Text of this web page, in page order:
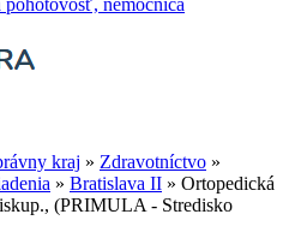
pohotovosť, nemocnica
kraj » Zdravotníctvo »
» Bratislava II » Ortopedická
(PRIMULA - Stredisko